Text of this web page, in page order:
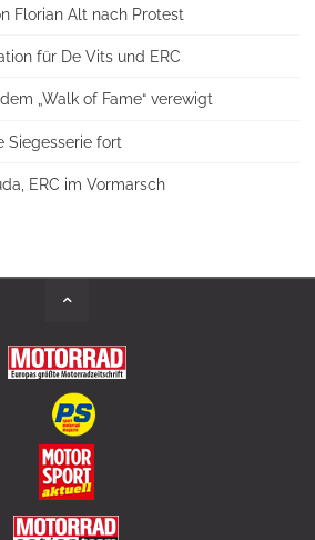
Florian Alt nach Protest
für De Vits und ERC
„Walk of Fame“ verewigt
Siegesserie fort
ERC im Vormarsch
Back